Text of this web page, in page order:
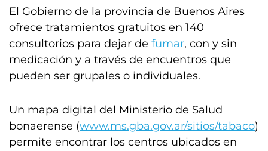
El Gobierno de la provincia de Buenos Aires
ofrece tratamientos gratuitos en 140
consultorios para dejar de fumar, con y sin
medicación y a través de encuentros que
pueden ser grupales o individuales.
Un mapa digital del Ministerio de Salud
bonaerense (www.ms.gba.gov.ar/sitios/tabaco)
permite encontrar los centros ubicados en